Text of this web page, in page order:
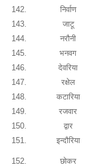
142.
निर्वाण
143.
जाटू
144.
नरौनी
145.
भनवग
146.
देवरिया
147.
रक्षेल
148.
कटारिया
149.
रजवार
150.
द्वार
151.
इन्दौरिया
152. छोकर